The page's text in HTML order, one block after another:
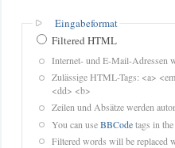
Eingabeformat
Filtered HTML
Internet- und E-Mail-Adressen
Zulässige HTML-Tags: <a>
<dd> <b>
Zeilen und Absätze werden
You can useBBCodetags in
Filtered words will be replaced